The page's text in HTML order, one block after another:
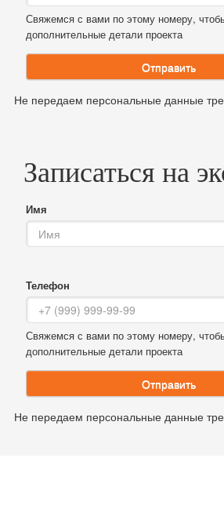
Свяжемся с вами по этому номеру,
дополнительные детали проекта
Отправить
Не передаем персональные данные
Записаться на
Имя
Телефон
Свяжемся с вами по этому номеру,
дополнительные детали проекта
Отправить
Не передаем персональные данные